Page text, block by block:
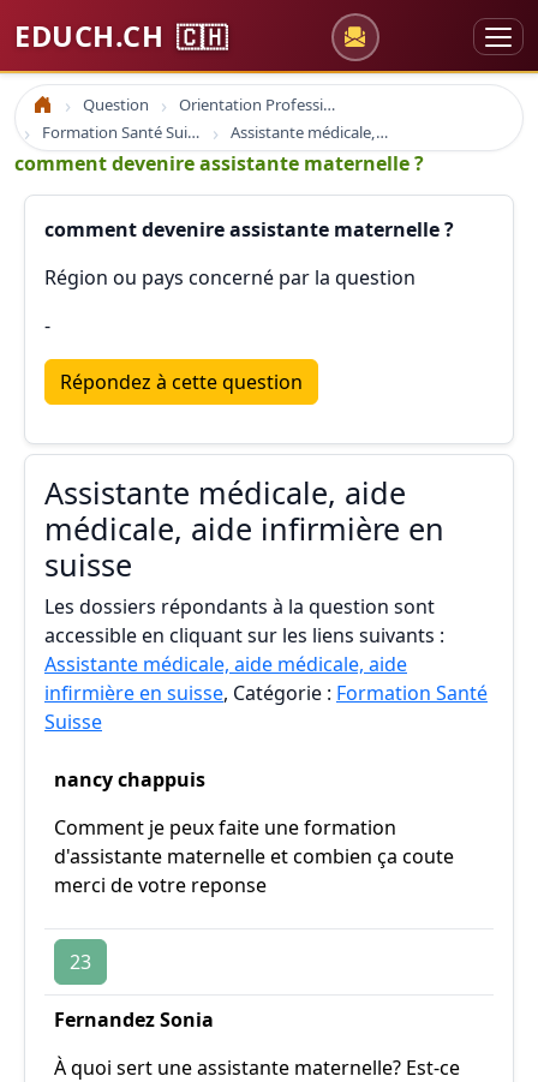
EDUCH.CH 🇨🇭
Accueil Question
Orientation Professionnelle
Formation Santé Suisse
Assistante médicale, aide médicale, aide infirmière en suisse
comment devenire assistante maternelle ?
comment devenire assistante maternelle ?
Région ou pays concerné par la question
-
Répondez à cette question
Assistante médicale, aide
médicale, aide infirmière en
suisse
Les dossiers répondants à la question sont
accessible en cliquant sur les liens suivants :
Assistante médicale, aide médicale, aide
infirmière en suisse, Catégorie : Formation Santé
Suisse
nancy chappuis
Comment je peux faite une formation
d'assistante maternelle et combien ça coute
merci de votre reponse
23
Fernandez Sonia
À quoi sert une assistante maternelle? Est-ce